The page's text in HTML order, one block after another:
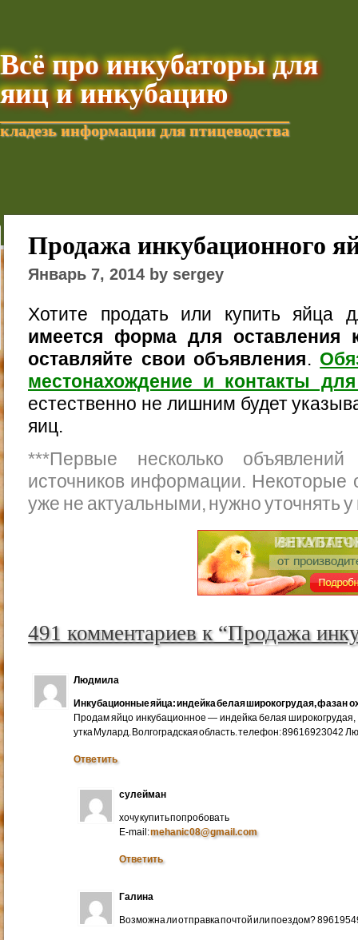
Всё про инкубаторы для
яиц и инкубацию
кладезь информации для птицеводства
Добавить текущую
Продажа инкубационного
Январь 7, 2014 by sergey
Хотите продать или купить яйца
имеется форма для оставления
оставляйте свои объявления.
местонахождение и контакты
естественно не лишним будет
яиц.
***Первые несколько
источников информации. Некоторые
уже не актуальными, нужно уточнять
491 комментариев к “Продажа
Людмила
Инкубационные яйца: индейка белая широкогрудая, фазан
Продам яйцо инкубационное — индейка белая
утка Мулард. Волгоградская область. телефон: 89616923042
Ответить
сулейман
хочу купить попробовать
E-mail:mehanic08@gmail.com
Ответить
Галина
Возможна ли отправка почтой или поездом?